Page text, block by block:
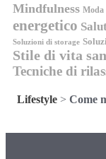
Mindfulness Moda
energetico
Soluzioni di storage
Stile di vita
Tecniche di
Lifestyle > Come